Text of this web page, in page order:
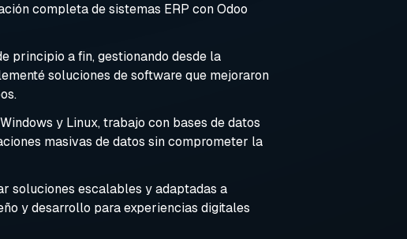
completa de sistemas ERP con Odoo
principio a fin, gestionando desde la
soluciones de software que mejoraron
y Linux, trabajo con bases de datos
masivas de datos sin comprometer la
soluciones escalables y adaptadas a
y desarrollo para experiencias digitales